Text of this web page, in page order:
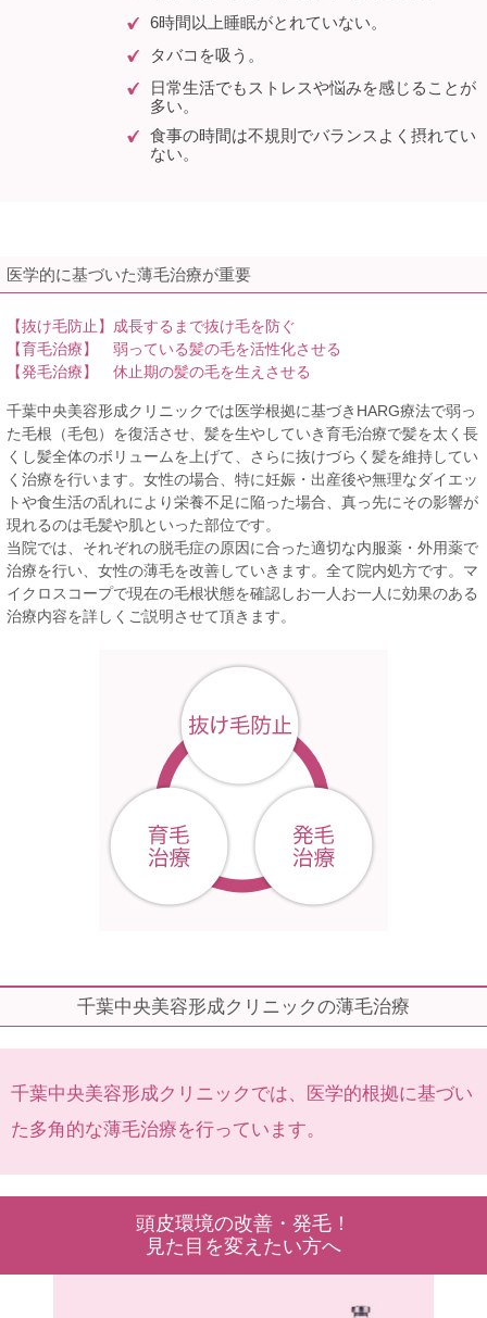
6時間以上睡眠がとれていない。
タバコを吸う。
日常生活でもストレスや悩みを感じることが
多い。
食事の時間は不規則でバランスよく摂れてい
ない。
医学的に基づいた薄毛治療が重要
【抜け毛防止】成長するまで抜け毛を防ぐ
【育毛治療】 弱っている髪の毛を活性化させる
【発毛治療】 休止期の髪の毛を生えさせる
千葉中央美容形成クリニックでは医学根拠に基づきHARG療法で弱っ
た毛根（毛包）を復活させ、髪を生やしていき育毛治療で髪を太く長
くし髪全体のボリュームを上げて、さらに抜けづらく髪を維持してい
く治療を行います。女性の場合、特に妊娠・出産後や無理なダイエッ
トや食生活の乱れにより栄養不足に陥った場合、真っ先にその影響が
現れるのは毛髪や肌といった部位です。
当院では、それぞれの脱毛症の原因に合った適切な内服薬・外用薬で
治療を行い、女性の薄毛を改善していきます。全て院内処方です。マ
イクロスコープで現在の毛根状態を確認しお一人お一人に効果のある
治療内容を詳しくご説明させて頂きます。
千葉中央美容形成クリニックの薄毛治療
千葉中央美容形成クリニックでは、医学的根拠に基づい
た多角的な薄毛治療を行っています。
頭皮環境の改善・発毛！
見た目を変えたい方へ